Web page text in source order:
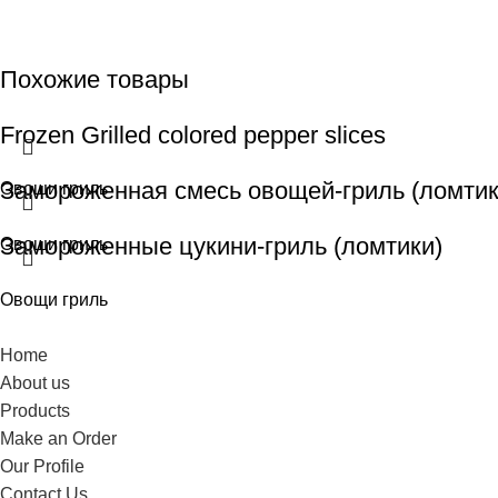
Похожие товары
Frozen Grilled colored pepper slices
Овощи гриль
Замороженная смесь овощей-гриль
Овощи гриль
Замороженные цукини-гриль (ломтики)
Овощи гриль
Home
About us
Products
Make an Order
Our Profile
Contact Us